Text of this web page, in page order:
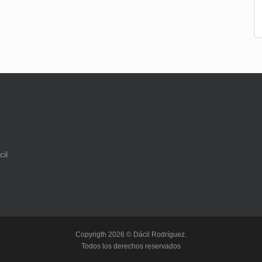
Copyrigth 2026 © Dácil Rodríguez.
Todos los derechos reservados